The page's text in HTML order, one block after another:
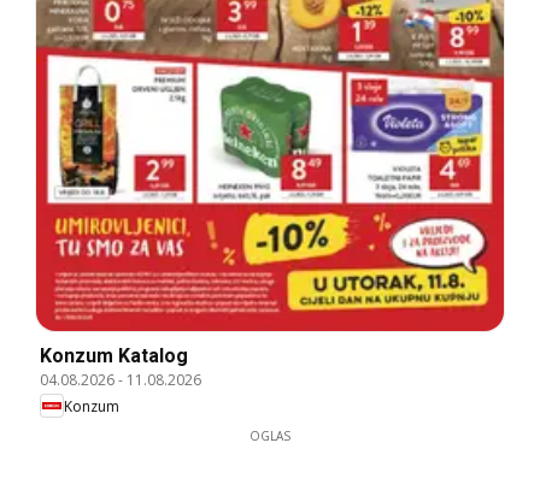
Konzum Katalog
04.08.2026- 11.08.2026
Konzum
OGLAS